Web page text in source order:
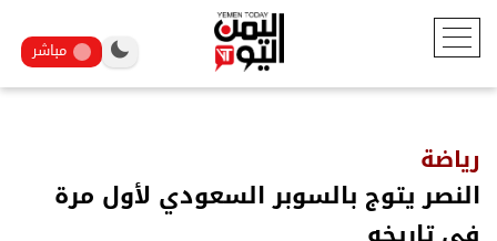
مباشر
رياضة
النصر يتوج بالسوبر السعودي لأول مرة